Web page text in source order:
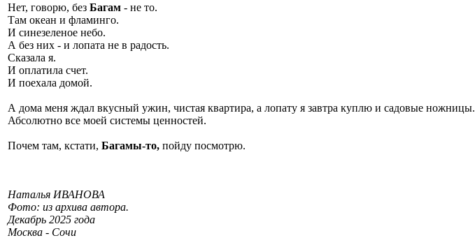
Нет, говорю, без Багам - не то.
Там океан и фламинго.
И синезеленое небо.
А без них - и лопата не в радость.
Сказала я.
И оплатила счет.
И поехала домой.
А дома меня ждал вкусный ужин, чистая квартира, а лопату я завтра куплю и садовые ножницы.
Абсолютно все моей системы ценностей.
Почем там, кстати, Багамы-то, пойду посмотрю.
Наталья ИВАНОВА
Фото: из архива автора.
Декабрь 2025 года
Москва - Сочи